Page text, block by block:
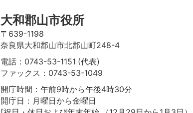
大和郡山市役所
〒639-1198
奈良県大和郡山市北郡山町248-4
電話：0743-53-1151 (代表)
ファックス：0743-53-1049
開庁時間：午前9時から午後4時30分
開庁日：月曜日から金曜日